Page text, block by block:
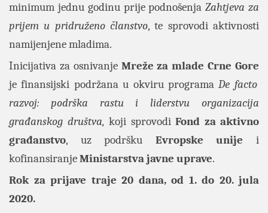
minimum jednu godinu prije podnošenjaZahtjeva za
prijem u pridruženo članstvo, te sprovodi aktivnosti
namijenjene mladima.
Inicijativa za osnivanje Mreže za mlade Crne Gore
je finansijski podržana u okviru programaDe facto
razvoj: podrška rastu i liderstvu organizacija
građanskog društva, koji sprovodi Fond za aktivno
građanstvo, uz podršku Evropske unije i
kofinansiranjeMinistarstva javne uprave.
Rok za prijave traje 20 dana, od 1. do 20. jula
2020.